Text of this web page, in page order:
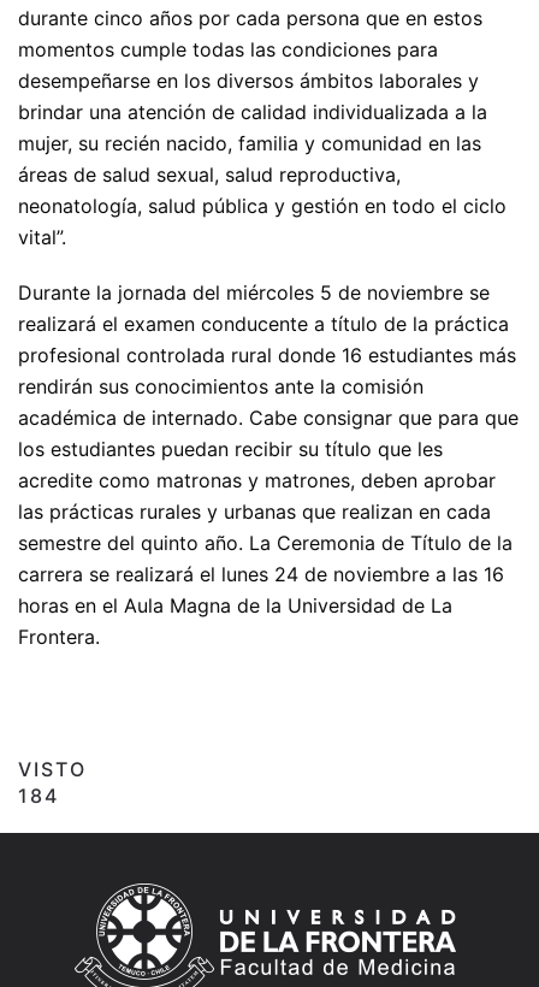
durante cinco años por cada persona que en estos
momentos cumple todas las condiciones para
desempeñarse en los diversos ámbitos laborales y
brindar una atención de calidad individualizada a la
mujer, su recién nacido, familia y comunidad en las
áreas de salud sexual, salud reproductiva,
neonatología, salud pública y gestión en todo el ciclo
vital”.
Durante la jornada del miércoles 5 de noviembre se
realizará el examen conducente a título de la práctica
profesional controlada rural donde 16 estudiantes más
rendirán sus conocimientos ante la comisión
académica de internado. Cabe consignar que para que
los estudiantes puedan recibir su título que les
acredite como matronas y matrones, deben aprobar
las prácticas rurales y urbanas que realizan en cada
semestre del quinto año. La Ceremonia de Título de la
carrera se realizará el lunes 24 de noviembre a las 16
horas en el Aula Magna de la Universidad de La
Frontera.
VISTO
184